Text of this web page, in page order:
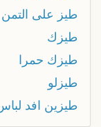
طيز على التمن
طيزك
طيزك حمرا
طيزلو
طيزين افد